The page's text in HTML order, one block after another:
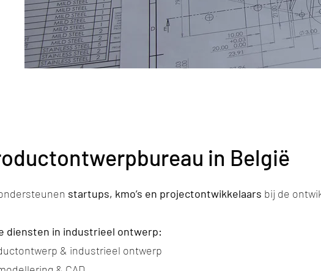
in België
startups, kmo’s en projectontwikkelaars bij de
diensten in industrieel ontwerp:
& industrieel ontwerp